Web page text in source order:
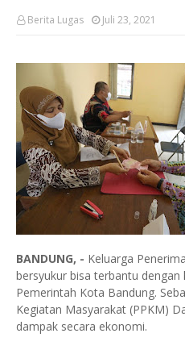
Berita Lugas Juli 23, 2021
BANDUNG, - Keluarga
bersyukur bisa terbantu
Pemerintah Kota Bandung.
Kegiatan Masyarakat (PPKM)
dampak secara ekonomi.